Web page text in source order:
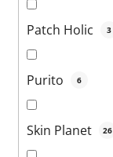
Patch Holic 3
Purito 6
Skin Planet 26